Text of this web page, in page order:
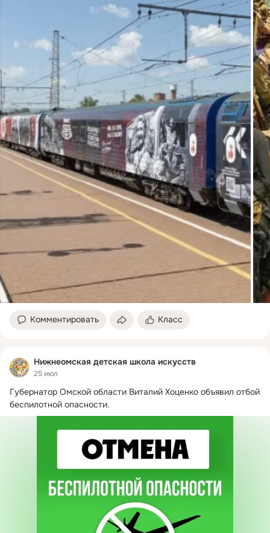
Комментировать Класс
Нижнеомская детская школа искусств
25 июл
Губернатор Омской области Виталий Хоценко объявил отбой
беспилотной опасности.